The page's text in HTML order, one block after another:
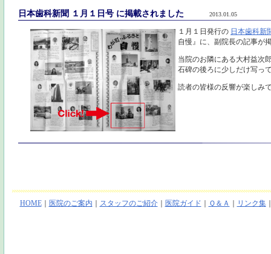
日本歯科新聞 １月１日号 に掲載されました 2013.01.05
１月１日発行の 日本歯科新
自慢』に、副院長の記事が
当院のお隣にある大村益次
石碑の後ろに少しだけ写っ
読者の皆様の反響が楽しみ
HOME｜ 医院のご案内 スタッフのご紹介｜ 医院ガイド Ｑ＆Ａ リンク集